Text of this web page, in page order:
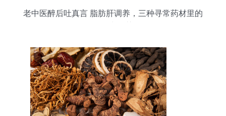
老中医醉后吐真言 脂肪肝调养，三种寻常药材里的